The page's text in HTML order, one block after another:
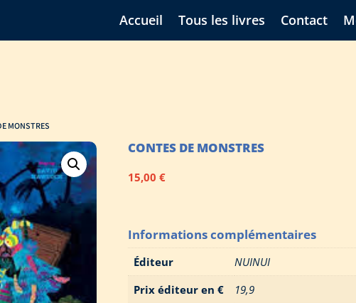
Accueil Tous les livres Contact
MONSTRES
CONTES DE MONSTRES
15,00€
Informations complémentaires
Éditeur
NUINUI
Prix éditeur en €
19,9